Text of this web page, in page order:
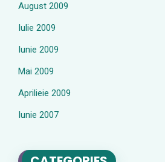
August 2009
Iulie 2009
Iunie 2009
Mai 2009
Aprilieie 2009
Iunie 2007